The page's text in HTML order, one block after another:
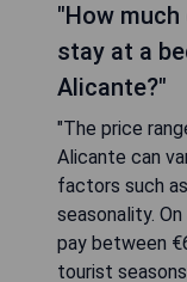
"How
stay at a
Alicante?"
"The price
Alicante can
factors such
seasonality.
pay between
tourist